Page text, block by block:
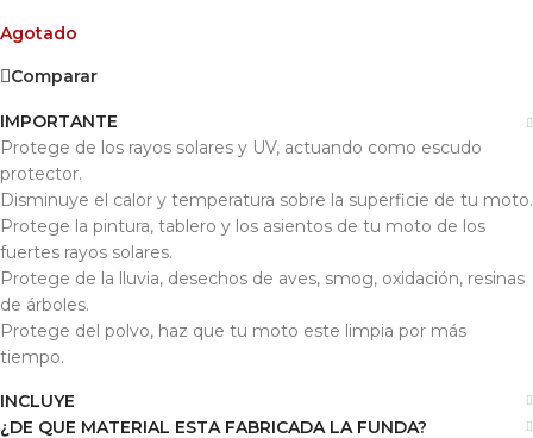
Agotado
Comparar
IMPORTANTE
Protege de los rayos solares y UV, actuando como escudo
protector.
Disminuye el calor y temperatura sobre la superficie de tu moto.
Protege la pintura, tablero y los asientos de tu moto de los
fuertes rayos solares.
Protege de la lluvia, desechos de aves, smog, oxidación, resinas
de árboles.
Protege del polvo, haz que tu moto este limpia por más
tiempo.
INCLUYE
¿DE QUE MATERIAL ESTA FABRICADA LA FUNDA?